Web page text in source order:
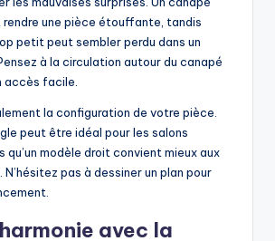
rendre une pièce étouffante, tandis
petit peut sembler perdu dans un
à la circulation autour du canapé
accès facile.
la configuration de votre pièce.
peut être idéal pour les salons
qu’un modèle droit convient mieux aux
pas à dessiner un plan pour
avec la